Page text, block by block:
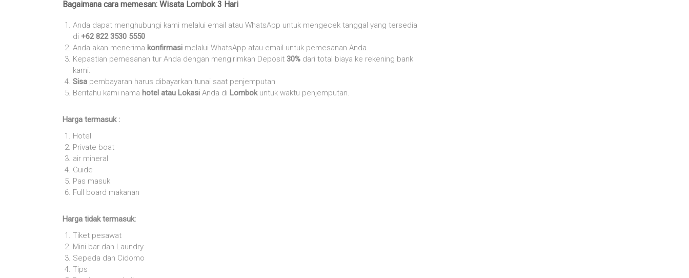
Bagaimana cara memesan: Wisata Lombok 3 Hari
Anda dapat menghubungi kami melalui email atau WhatsApp untuk mengecek tanggal yang tersedia
di +62 822 3530 5550
Anda akan menerima konfirmasi melalui WhatsApp atau email untuk pemesanan Anda.
Kepastian pemesanan tur Anda dengan mengirimkan Deposit 30% dari total biaya ke rekening bank
kami.
Sisa pembayaran harus dibayarkan tunai saat penjemputan
Beritahu kami nama hotel atau Lokasi Anda di Lombokuntuk waktu penjemputan.
Harga termasuk :
Hotel
Private boat
air mineral
Guide
Pas masuk
Full board makanan
Harga tidak termasuk:
Tiket pesawat
Mini bar dan Laundry
Sepeda dan Cidomo
Tips